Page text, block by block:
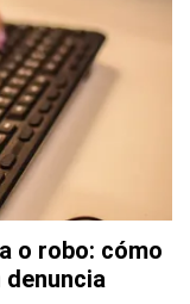
o robo: cómo